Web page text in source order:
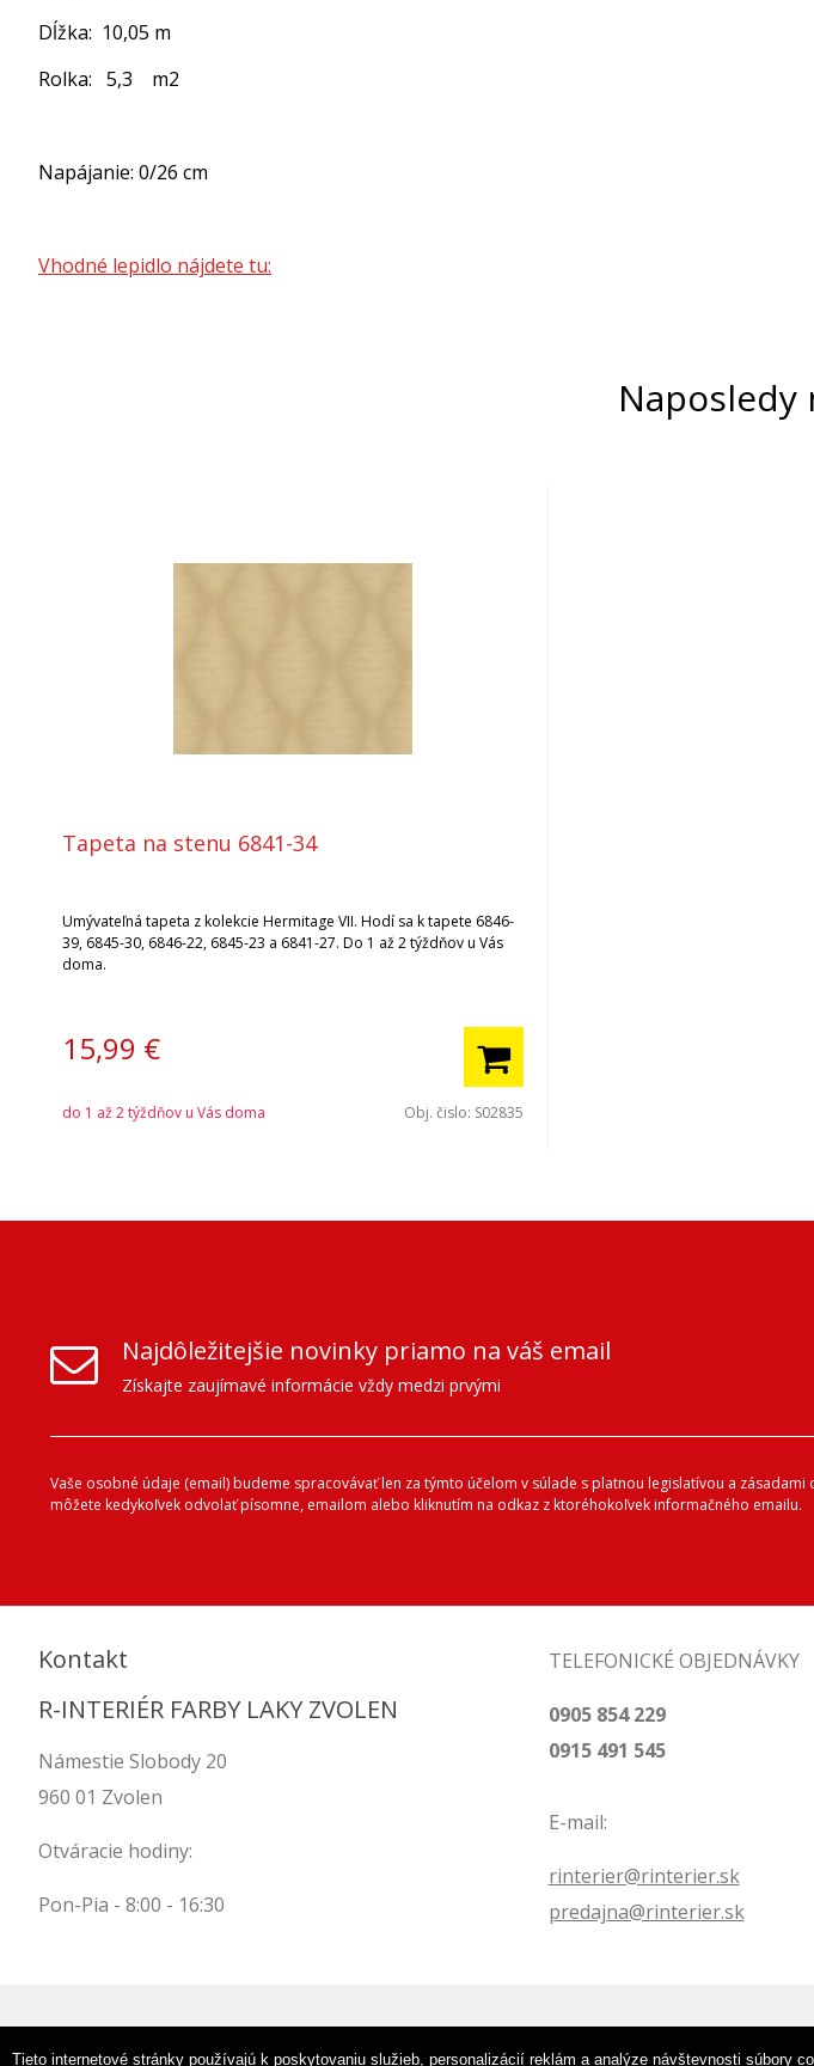
Dĺžka: 10,05 m
Rolka: 5,3 m2
Napájanie: 0/26 cm
Vhodné lepidlo nájdete tu:
Naposledy
Tapeta na stenu 6841-34
Umývateľná tapeta z kolekcie Hermitage VII. Hodí sa k tapete 6846-
39, 6845-30, 6846-22, 6845-23 a 6841-27. Do 1 až 2 týždňov u Vás
doma.
15,99 €
do 1 až 2 týždňov u Vás doma Obj. čislo: S02835
Najdôležitejšie novinky priamo na váš email
Získajte zaujímavé informácie vždy medzi prvými
Vaše osobné údaje (email) budeme spracovávať len za týmto účelom v súlade s platnou legislatívou a
môžete kedykoľvek odvolať písomne, emailom alebo kliknutím na odkaz z ktoréhokoľvek informačného emailu.
Kontakt
R-INTERIÉR FARBY LAKY ZVOLEN
Námestie Slobody 20
960 01 Zvolen
Otváracie hodiny:
Pon-Pia - 8:00 - 16:30
TELEFONICKÉ OBJEDNÁVKY
0905 854 229
0915 491 545
E-mail:
rinterier@rinterier.sk
predajna@rinterier.sk
Tieto internetové stránky používajú k poskytovaniu služieb, personalizácií reklám a analýze návštevnosti súbory